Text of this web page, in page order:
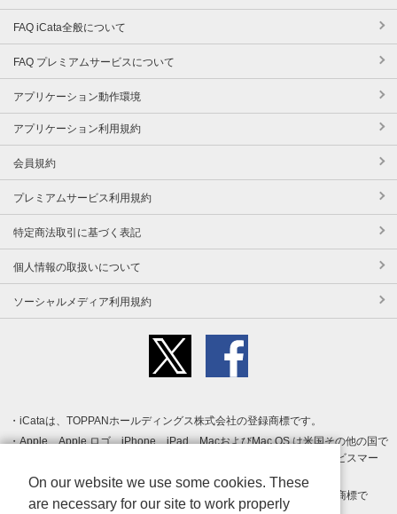
FAQ iCata全般について
FAQ プレミアムサービスについて
アプリケーション動作環境
アプリケーション利用規約
会員規約
プレミアムサービス利用規約
特定商法取引に基づく表記
個人情報の取扱いについて
ソーシャルメディア利用規約
iCataは、TOPPANホールディングス株式会社の登録商標です。
Apple、Apple ロゴ、iPhone、iPad、MacおよびMac OS は米国その他の国で
登録された Apple Inc. の商標です。App Store は Apple Inc. のサービスマー
クです。
Android、Google Play および Google Play ロゴ は Google LLC の商標で
On our website we use some cookies. These
are necessary for our site to work properly